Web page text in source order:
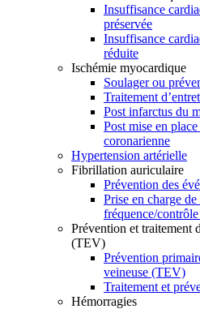
Insuffisance
préservée
Insuffisance
réduite
Ischémie myocardique
Soulager ou
Traitement
Post infarctus du
Post mise en
coronarienne
Hypertension artérielle
Fibrillation auriculaire
Prévention des
Prise en charge
fréquence/
Prévention et traitement
(TEV)
Prévention
veineuse (TEV)
Traitement et
Hémorragies